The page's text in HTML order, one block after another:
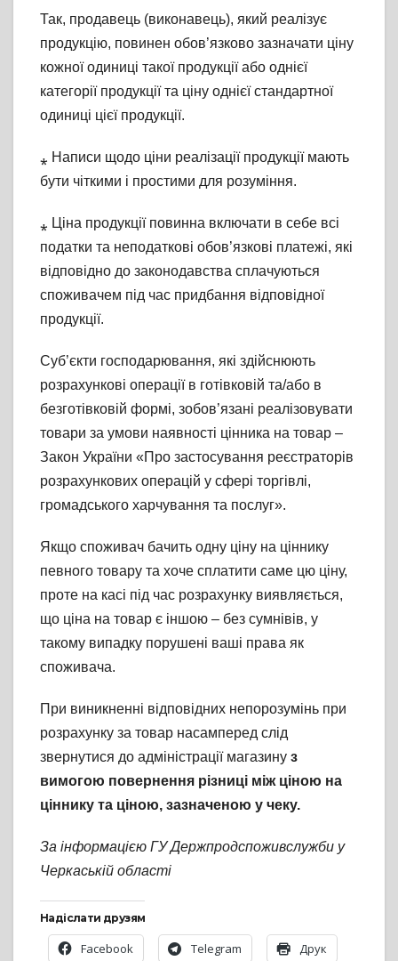
Так, продавець (виконавець), який реалізує
продукцію, повинен обов’язково зазначати ціну
кожної одиниці такої продукції або однієї
категорії продукції та ціну однієї стандартної
одиниці цієї продукції.
⁎ Написи щодо ціни реалізації продукції мають
бути чіткими і простими для розуміння.
⁎ Ціна продукції повинна включати в себе всі
податки та неподаткові обов’язкові платежі, які
відповідно до законодавства сплачуються
споживачем під час придбання відповідної
продукції.
Суб’єкти господарювання, які здійснюють
розрахункові операції в готівковій та/або в
безготівковій формі, зобов’язані реалізовувати
товари за умови наявності цінника на товар –
Закон України «Про застосування реєстраторів
розрахункових операцій у сфері торгівлі,
громадського харчування та послуг».
Якщо споживач бачить одну ціну на ціннику
певного товару та хоче сплатити саме цю ціну,
проте на касі під час розрахунку виявляється,
що ціна на товар є іншою – без сумнівів, у
такому випадку порушені ваші права як
споживача.
При виникненні відповідних непорозумінь при
розрахунку за товар насамперед слід
звернутися до адміністрації магазину з
вимогою повернення різниці між ціною на
ціннику та ціною, зазначеною у чеку.
За інформацією ГУ Держпродспоживслужби у
Черкаській області
Надіслати друзям
Facebook Telegram Друк